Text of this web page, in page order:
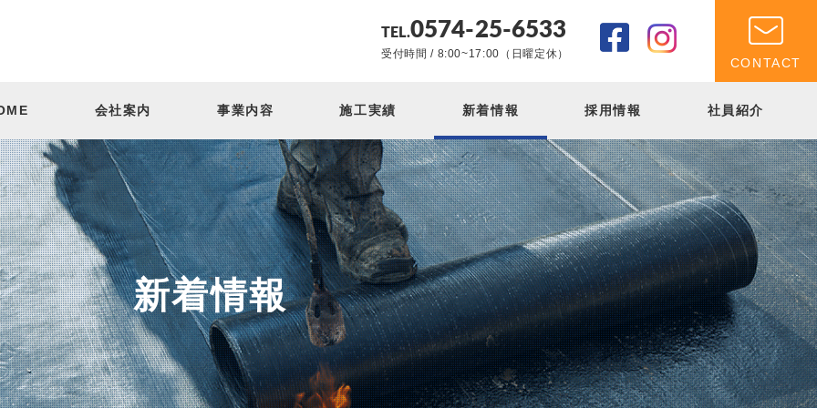
TEL.0574-25-6533
受付時間 / 8:00~17:00（日曜定休）
CONTACT
会社案内 事業内容 施工実績 新着情報 採用情報 社員紹介
新着情報